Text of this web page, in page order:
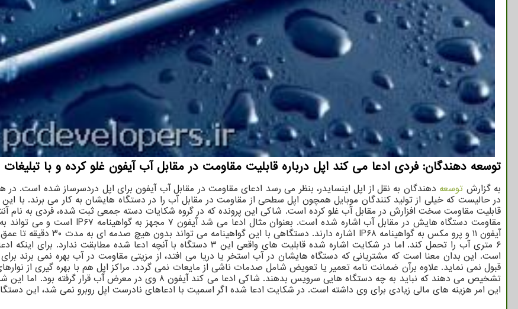
توسعه دهندگان: فردی ادعا می کند اپل درباره قابلیت مقاومت در مقابل آب آیفون غلو کرده و با تبلیغات
به گزارش توسعه دهندگان به نقل از اپل اینسایدر، بنظر می رسد ادعای مقاومت در مقابل آب آیفون برای اپل دردسرساز شده است.
در حالیست که خیلی از تولید کنندگان موبایل همچون اپل سطحی از مقاومت در مقابل آب را در دستگاه هایشان به کار می برند. با
۶ متری آب را تحمل کند. اما در شکایت اشاره شده قابلیت های واقعی این ۳ دستگاه با
است. این بدان معنا است که مشتریانی که دستگاه هایشان در آب استخر یا دریا می افتد، از مزیتی مقاومت در آب بهره نمی برند
قبول نمی نماید. علاوه برآن ضمانت نامه تعمیر یا تعویض شامل صدمات ناشی از مایعات نمی گردد. مراکز اپل هم با بهره گیری از
تشخیص می دهند که نباید به چه دستگاه هایی سرویس بدهند. شاکی ادعا
این امر هزینه های مالی زیادی برای وی داشته است. در شکایت ادعا شده اگر اسمیت با ادعاهای نادرست اپل روبرو نمی شد، این